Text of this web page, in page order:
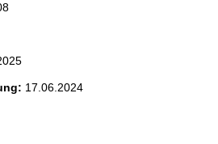
17.06.2024